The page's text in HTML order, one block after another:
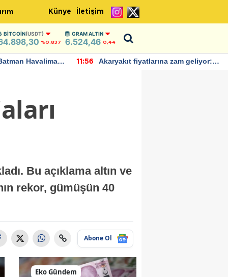
Künye İletişim
BITCOIN(USDT)
%0.837
GRAM ALTIN
6.524,46 0,44
Havalimanı
11:56
Akaryakıt fiyatlarına zam geliyor:
Bu açıklama altın ve
rekor, gümüşün 40
Abone Ol
Eko Gündem